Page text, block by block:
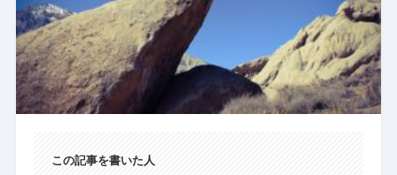
この記事を書いた人